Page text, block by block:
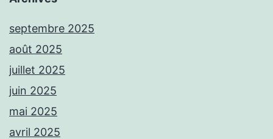
septembre 2025
août 2025
juillet 2025
juin 2025
mai 2025
avril 2025